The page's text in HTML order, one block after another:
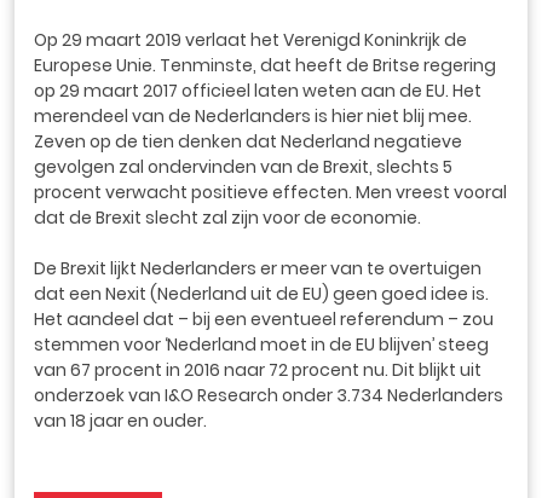
Op 29 maart 2019 verlaat het Verenigd Koninkrijk de
Europese Unie. Tenminste, dat heeft de Britse regering
op 29 maart 2017 officieel laten weten aan de EU. Het
merendeel van de Nederlanders is hier niet blij mee.
Zeven op de tien denken dat Nederland negatieve
gevolgen zal ondervinden van de Brexit, slechts 5
procent verwacht positieve effecten. Men vreest vooral
dat de Brexit slecht zal zijn voor de economie.
De Brexit lijkt Nederlanders er meer van te overtuigen
dat een Nexit (Nederland uit de EU) geen goed idee is.
Het aandeel dat – bij een eventueel referendum – zou
stemmen voor ‘Nederland moet in de EU blijven’ steeg
van 67 procent in 2016 naar 72 procent nu. Dit blijkt uit
onderzoek van I&O Research onder 3.734 Nederlanders
van 18 jaar en ouder.